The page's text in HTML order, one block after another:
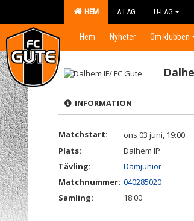
HEM A LAG U-LAG
Hem Nyheter Om klubben
INFORMATION
Matchstart:
ons 03 juni, 19:00
Plats:
Dalhem IP
Tävling:
Damjunior
Matchnummer: 040285020
Samling:
18:00